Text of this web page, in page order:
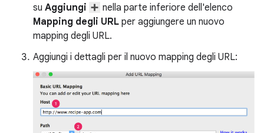
su Aggiungi
nella parte inferiore dell'elenco
Mapping degli URL per aggiungere un nuovo
mapping degli URL.
Aggiungi i dettagli per il nuovo mapping degli URL: